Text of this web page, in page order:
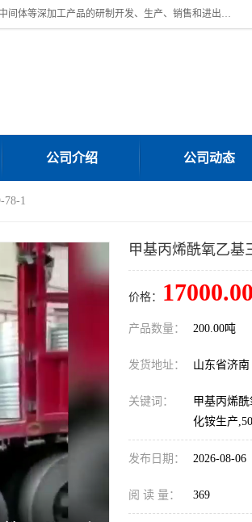
济南汇丰达化工有限公司是一家民营股份制精细化工企业，主要从事化工溶剂、药用辅料、合成中间体等深加工产品的研制开发、生产、销售和进出口贸易。主营产品：环氧丙烷，十二烷基苯，甲基磺酸，磺酸，DMF，DMAC，甘油，苯甲醇，乙酰氯，甲基丙烯酸，甲基丙烯酸甲酯，叔丁醇，异辛酸，二乙烯三胺，一乙，二乙‎，三乙醇胺，原乙酸三甲酯等化工产品及中间体。欢迎各界朋友洽谈咨询业务。
公司介绍 公司动态
78-1
甲基丙烯酰氧乙基
价格： 17000.00
产品数量： 200.00吨
发货地址： 山东省济南
关键词：
甲基丙烯
化铵生产
发布日期： 2026-08-06
阅 读 量： 369